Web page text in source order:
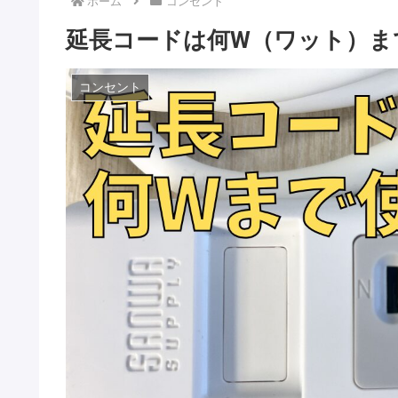
延長コードは何W（ワット）
コンセント